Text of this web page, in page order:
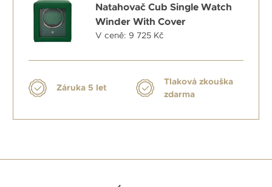
Natahovač Cub Single Watch
Winder With Cover
V ceně: 9 725 Kč
Záruka 5 let
Tlaková zkouška
zdarma